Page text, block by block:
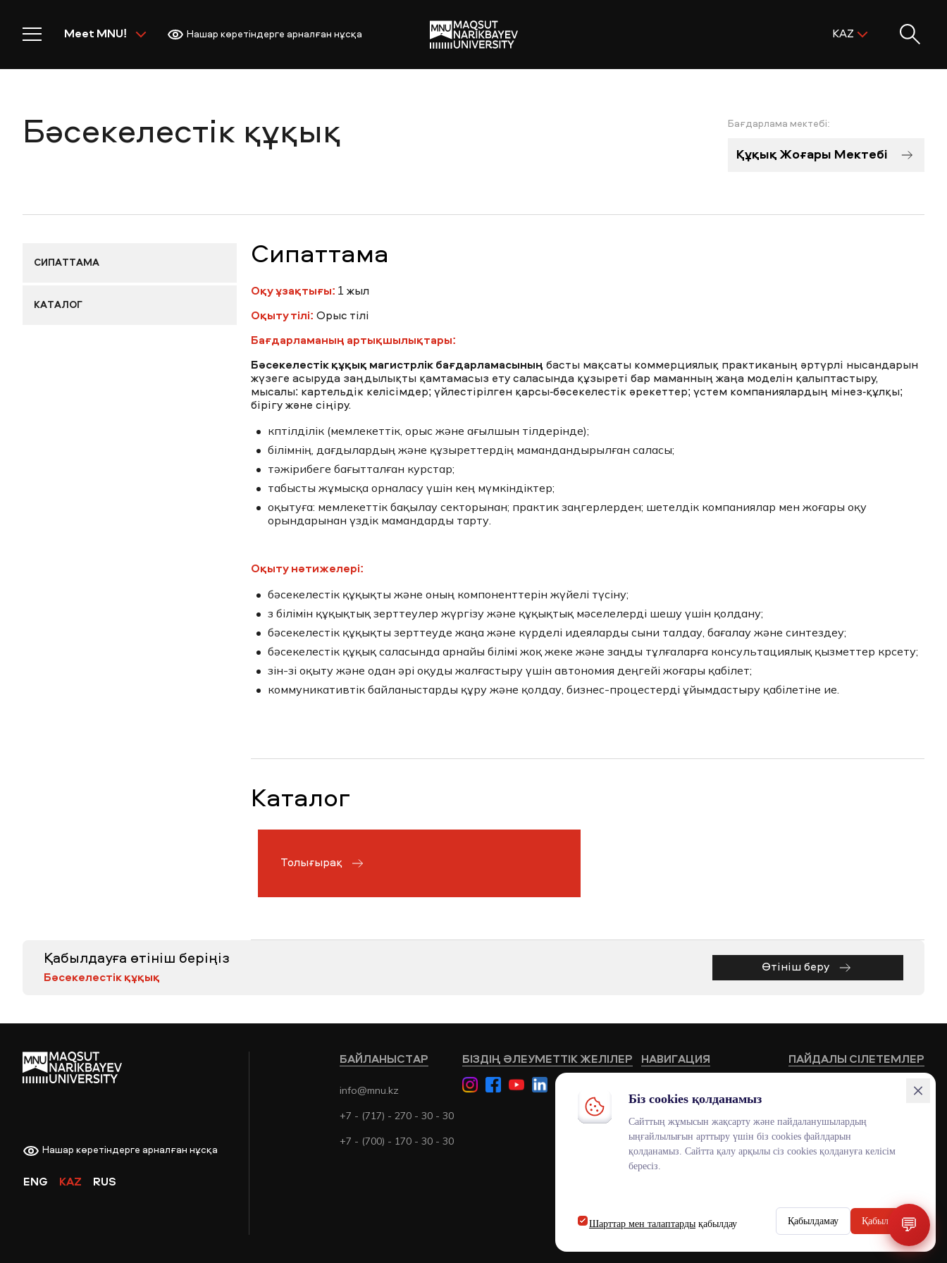
Meet MNU! Нашар көретіндерге арналған нұсқа KAZ
MNU-ге қош келдіңіз!
Академиялық өмір
Зерттеу және ғылым
Оқуға қабылдау және қолдау
ENG KAZ RUS
Бәсекелестік құқық Бағдарлама мектебі:
Құқық Жоғары Мектебі
СИПАТТАМА
КАТАЛОГ
Сипаттама
Оқу ұзақтығы: 1 жыл
Оқыту тілі: Орыс тілі
Бағдарламаның артықшылықтары:
Бәсекелестік құқық магистрлік бағдарламасының басты мақсаты коммерциялық практиканың әртүрлі нысандарын
жүзеге асыруда заңдылықты қамтамасыз ету саласында құзыреті бар маманның жаңа моделін қалыптастыру,
мысалы: картельдік келісімдер; үйлестірілген қарсы-бәсекелестік әрекеттер; үстем компаниялардың мінез-құлқы;
бірігу және сіңіру.
көптілділік (мемлекеттік, орыс және ағылшын тілдерінде);
білімнің, дағдылардың және құзыреттердің мамандандырылған саласы;
тәжірибеге бағытталған курстар;
табысты жұмысқа орналасу үшін кең мүмкіндіктер;
оқытуға: мемлекеттік бақылау секторынан; практик заңгерлерден; шетелдік компаниялар мен жоғары оқу
орындарынан үздік мамандарды тарту.
Оқыту нәтижелері:
бәсекелестік құқықты және оның компоненттерін жүйелі түсіну;
өз білімін құқықтық зерттеулер жүргізу және құқықтық мәселелерді шешу үшін қолдану;
бәсекелестік құқықты зерттеуде жаңа және күрделі идеяларды сыни талдау, бағалау және синтездеу;
бәсекелестік құқық саласында арнайы білімі жоқ жеке және заңды тұлғаларға консультациялық қызметтер көрсету;
өзін-өзі оқыту және одан әрі оқуды жалғастыру үшін автономия деңгейі жоғары қабілет;
коммуникативтік байланыстарды құру және қолдау, бизнес-процестерді ұйымдастыру қабілетіне ие.
Каталог
Толығырақ
Қабылдауға өтініш беріңіз
Бәсекелестік құқық
Өтініш беру
Нашар көретіндерге арналған нұсқа
ENG KAZ RUS
БАЙЛАНЫСТАР
info@mnu.kz
+7 - (717) - 270 - 30 - 30
+7 - (700) - 170 - 30 - 30
БІЗДІҢ ӘЛЕУМЕТТІК ЖЕЛІЛЕР НАВИГАЦИЯ
Жоғары мектептер
Байланыстар
Бос жұмыс орындары
ПАЙДАЛЫ СІЛЕТЕМЛЕР
Documentolog
Canvas
Smart MNU
Біз cookies қолданамыз
Сайттың жұмысын жақсарту және пайдаланушылардың
ыңғайлылығын арттыру үшін біз cookies файлдарын
қолданамыз. Сайтта қалу арқылы сіз cookies қолдануға келісім
бересіз.
Шарттар мен талаптарды қабылдау Қабылдамау Қабылдау 💬